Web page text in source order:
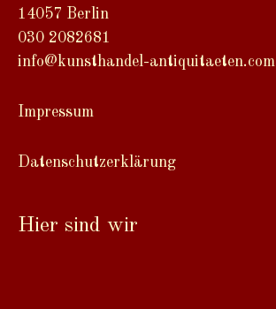
14057 Berlin
030 2082681
info@kunsthandel-antiquitaeten.com
Impressum
Datenschutzerklärung
Hier sind wir